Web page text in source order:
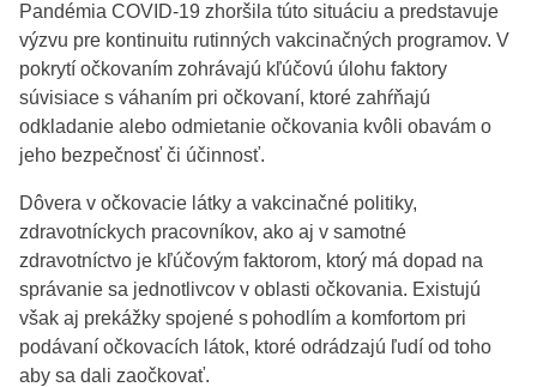
Pandémia COVID-19 zhoršila túto situáciu a predstavuje
výzvu pre kontinuitu rutinných vakcinačných programov. V
pokrytí očkovaním zohrávajú kľúčovú úlohu faktory
súvisiace s váhaním pri očkovaní, ktoré zahŕňajú
odkladanie alebo odmietanie očkovania kvôli obavám o
jeho bezpečnosť či účinnosť.
Dôvera v očkovacie látky a vakcinačné politiky,
zdravotníckych pracovníkov, ako aj v samotné
zdravotníctvo je kľúčovým faktorom, ktorý má dopad na
správanie sa jednotlivcov v oblasti očkovania. Existujú
však aj prekážky spojené s pohodlím a komfortom pri
podávaní očkovacích látok, ktoré odrádzajú ľudí od toho
aby sa dali zaočkovať.